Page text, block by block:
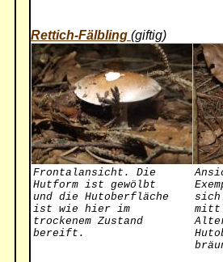
Rettich-Fälbling (giftig)
Frontalansicht. Die
Hutform ist gewölbt
und die Hutoberfläche
ist wie hier im
trockenem Zustand
bereift.
sich